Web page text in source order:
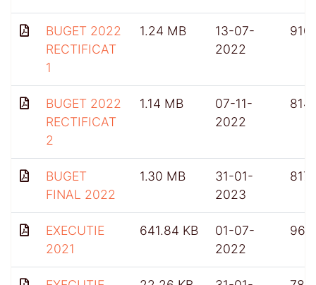
BUGET 2022
RECTIFICAT
1
1.24 MB
13-07-
2022
910
BUGET 2022
RECTIFICAT
2
1.14 MB
07-11-
2022
814
BUGET
FINAL 2022
1.30 MB
31-01-
2023
817
EXECUTIE
2021
641.84 KB
01-07-
2022
961